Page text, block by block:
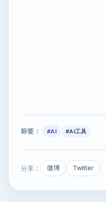
标签： #AI #AI工具
分享： 微博 Twitter